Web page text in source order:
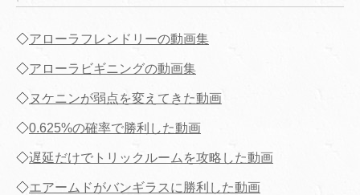
◇アローラフレンドリーの動画集
◇アローラビギニングの動画集
◇ヌケニンが弱点を変えてきた動画
◇0.625%の確率で勝利した動画
◇遅延だけでトリックルームを攻略した動画
◇エアームドがバンギラスに勝利した動画